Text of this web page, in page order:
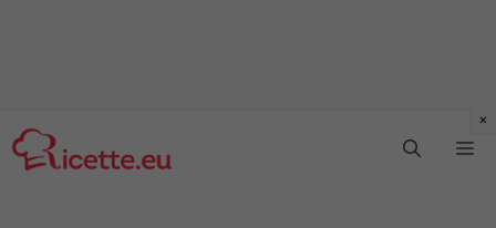
al
contenuto